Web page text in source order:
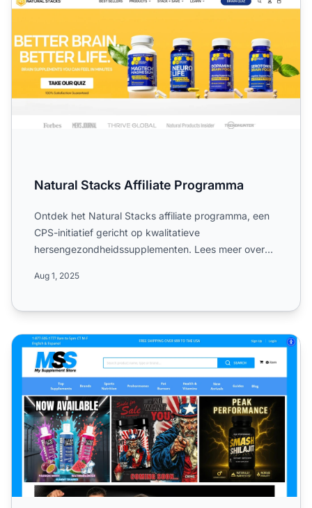
Natural Stacks Affiliate Programma
Ontdek het Natural Stacks affiliate programma, een
CPS-initiatief gericht op kwalitatieve
hersengezondheidssupplementen. Lees meer over
Aug 1, 2025
My Supplement Store Affiliate Programma